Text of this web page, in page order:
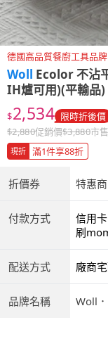
德國高品質餐廚工具品牌
Woll Ecolor 不沾
IH爐可用)(平輸品)
$2,534 限時折後價
$2,880促銷價$3,880市
現折 滿1件享88折
折價券 特惠
付款方式
信用
商付
刷
配送方式 廠商
品牌名稱 Woll ．